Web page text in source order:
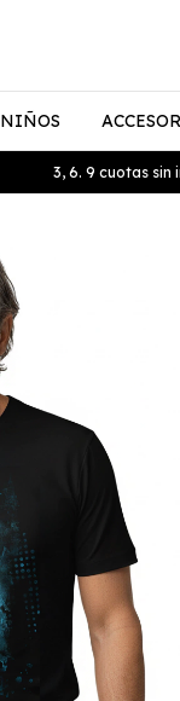
NIÑOS
3, 6. 9 cuotas sin